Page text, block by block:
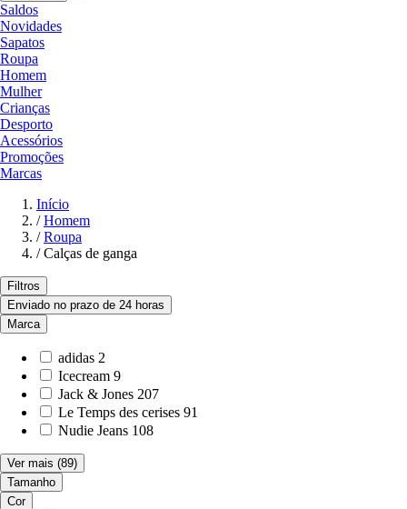
Saldos
Novidades
Sapatos
Roupa
Homem
Mulher
Crianças
Desporto
Acessórios
Promoções
Marcas
Início
/ Homem
/ Roupa
/ Calças de ganga
Filtros
Enviado no prazo de 24 horas
Marca
adidas 2
Icecream 9
Jack & Jones 207
Le Temps des cerises 91
Nudie Jeans 108
Ver mais (89)
Tamanho
Cor